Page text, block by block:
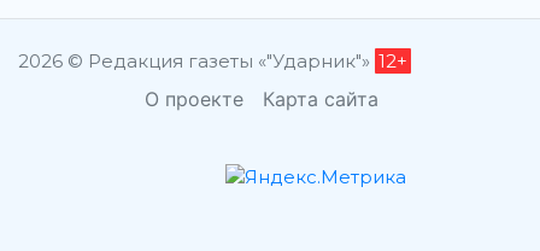
2026 © Редакция газеты «"Ударник"» 12+
О проекте Карта сайта